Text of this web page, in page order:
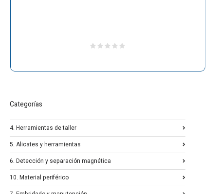
Categorías
4. Herramientas de taller
5. Alicates y herramientas
6. Detección y separación magnética
10. Material periférico